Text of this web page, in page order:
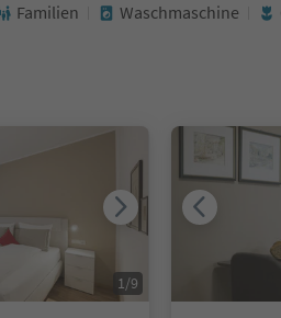
Familien Waschmaschine
1/9